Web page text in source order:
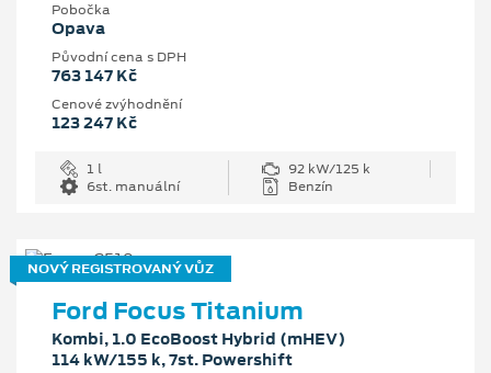
Pobočka
Opava
Původní cena s DPH
763 147 Kč
Cenové zvýhodnění
123 247 Kč
1 l
92 kW/125 k
6st. manuální
Benzín
NOVÝ REGISTROVANÝ VŮZ
Ford Focus Titanium
Kombi, 1.0 EcoBoost Hybrid (mHEV)
114 kW/155 k, 7st. Powershift